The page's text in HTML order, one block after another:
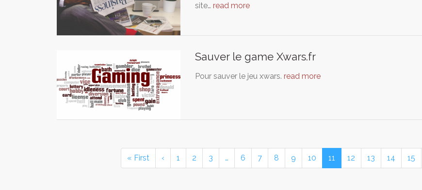
site… read more
Sauver le game Xwars.fr
Pour sauver le jeu xwars. read more
« First ‹ 1 2 3 … 6 7 8 9 10 11 12 13 14 15